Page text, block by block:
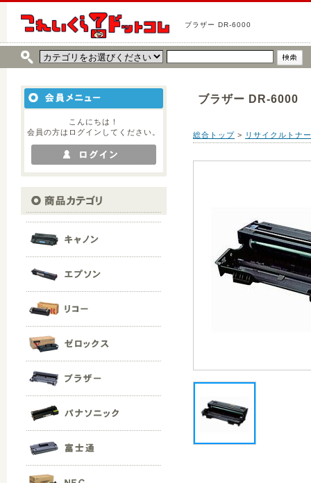
ブラザー DR-6000
こんにちは！
会員の方はログインしてください。
ブラザー DR-6000
総合トップ > リサイクルトナ